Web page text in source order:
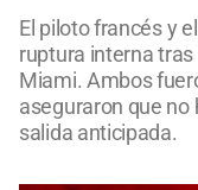
El piloto francés y
ruptura interna
Miami. Ambos
aseguraron que no
salida anticipada.